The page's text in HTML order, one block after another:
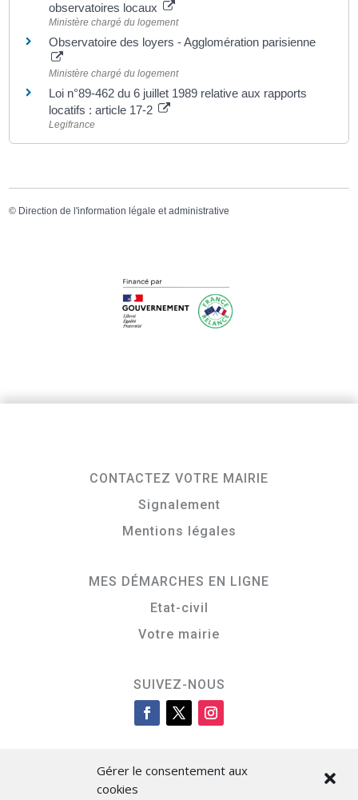
Gérer le consentement aux
cookies
observatoires locaux
Ministère chargé du logement
Observatoire des loyers - Agglomération parisienne
Ministère chargé du logement
Loi n°89-462 du 6 juillet 1989 relative aux rapports
locatifs : article 17-2
Legifrance
© Direction de l'information légale et administrative
CONTACTEZ VOTRE MAIRIE
Signalement
Mentions légales
MES DÉMARCHES EN LIGNE
Etat-civil
Votre mairie
SUIVEZ-NOUS